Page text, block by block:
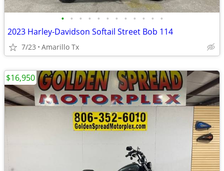
• • • • • • • • • • • •
2023 Harley-Davidson Softail Street Bob 114
7/23 Amarillo Tx
$16,950